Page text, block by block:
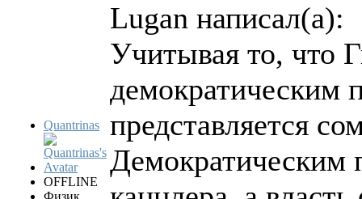
Quantrinas
OFFLINE
Lugan написал(а):
Учитывая то, что
демократическим
представляется
Демократическим